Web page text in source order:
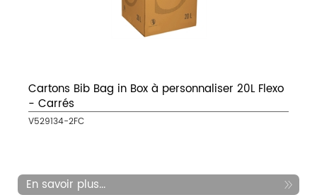
Cartons Bib Bag in Box à personnaliser 20L Flexo
- Carrés
V529134-2FC
En savoir plus...